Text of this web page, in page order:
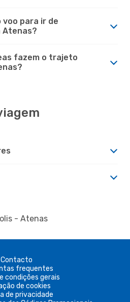
voo para ir de
Atenas?
fazem o trajeto
- Atenas
Contacto
frequentes
condições gerais
de cookies
de privacidade